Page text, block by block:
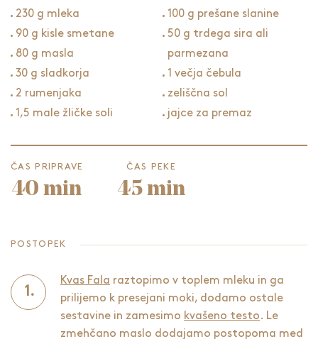
230 g mleka
90 g kisle smetane
80 g masla
30 g sladkorja
2 rumenjaka
1,5 male žličke soli
100 g prešane slanine
50 g trdega sira ali
parmezana
1 večja čebula
zeliščna sol
jajce za premaz
ČAS PRIPRAVE
40 min
ČAS PEKE
45 min
POSTOPEK
Kvas Fala raztopimo v toplem mleku in ga
prilijemo k presejani moki, dodamo ostale
sestavine in zamesimo kvašeno testo . Le
zmehčano maslo dodajamo postopoma med